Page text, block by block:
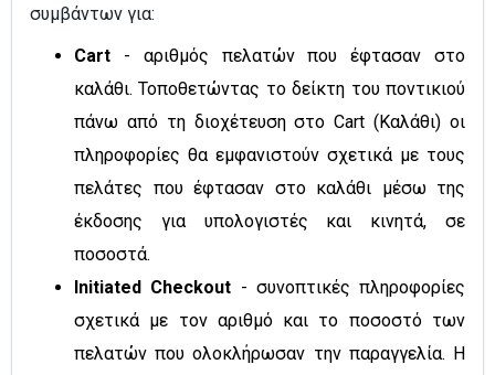
συμβάντων για:
Cart - αριθμός πελατών που έφτασαν στο
καλάθι. Τοποθετώντας το δείκτη του ποντικιού
πάνω από τη διοχέτευση στο Cart (Καλάθι) οι
πληροφορίες θα εμφανιστούν σχετικά με τους
πελάτες που έφτασαν στο καλάθι μέσω της
έκδοσης για υπολογιστές και κινητά, σε
ποσοστά.
Initiated Checkout - συνοπτικές πληροφορίες
σχετικά με τον αριθμό και το ποσοστό των
πελατών που ολοκλήρωσαν την παραγγελία. Η